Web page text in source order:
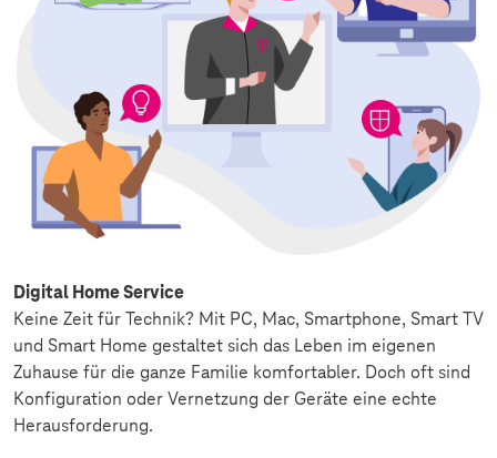
Digital Home Service
Keine Zeit für Technik? Mit PC, Mac, Smartphone, Smart TV
und Smart Home gestaltet sich das Leben im eigenen
Zuhause für die ganze Familie komfortabler. Doch oft sind
Konfiguration oder Vernetzung der Geräte eine echte
Herausforderung.